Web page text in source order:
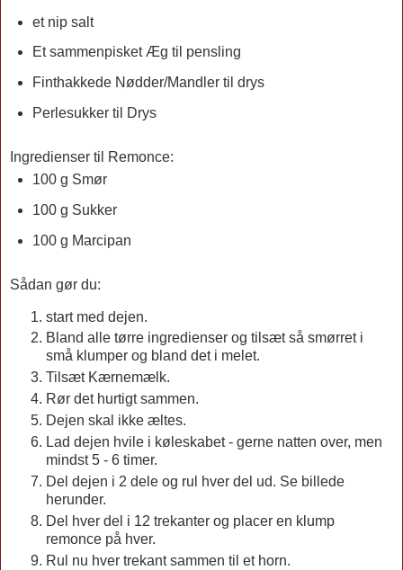
et nip salt
Et sammenpisket Æg til pensling
Finthakkede Nødder/Mandler til drys
Perlesukker til Drys
Ingredienser til Remonce:
100 g Smør
100 g Sukker
100 g Marcipan
Sådan gør du:
start med dejen.
Bland alle tørre ingredienser og tilsæt så smørret i
små klumper og bland det i melet.
Tilsæt Kærnemælk.
Rør det hurtigt sammen.
Dejen skal ikke æltes.
Lad dejen hvile i køleskabet - gerne natten over, men
mindst 5 - 6 timer.
Del dejen i 2 dele og rul hver del ud. Se billede
herunder.
Del hver del i 12 trekanter og placer en klump
remonce på hver.
Rul nu hver trekant sammen til et horn.